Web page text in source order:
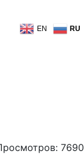
EN RU
7690